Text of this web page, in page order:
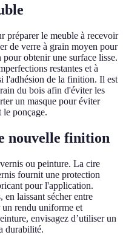
préparer le meuble à recevoir
de verre à grain moyen pour
obtenir une surface lisse.
restantes et à
l'adhésion de la finition. Il est
du bois afin d'éviter les
un masque pour éviter
le ponçage.
nouvelle finition
ou peinture. La cire
fournit une protection
pour l'application.
laissant sécher entre
rendu uniforme et
envisagez d’utiliser un
durabilité.